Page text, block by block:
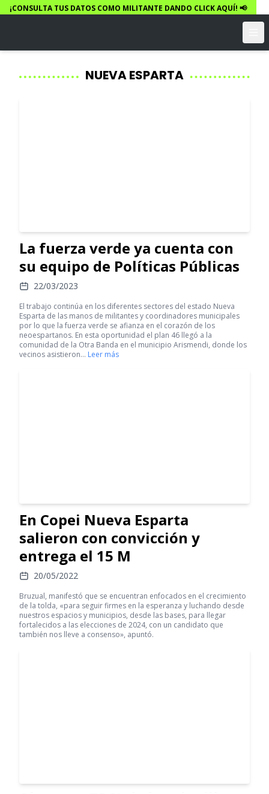
¡CONSULTA TUS DATOS COMO MILITANTE DANDO CLICK AQUÍ! 📢
NUEVA ESPARTA
La fuerza verde ya cuenta con
su equipo de Políticas Públicas
22/03/2023
El trabajo continúa en los diferentes sectores del estado Nueva
Esparta de las manos de militantes y coordinadores municipales
por lo que la fuerza verde se afianza en el corazón de los
neoespartanos. En esta oportunidad el plan 46 llegó a la
comunidad de la Otra Banda en el municipio Arismendi, donde los
vecinos asistieron… Leer más
En Copei Nueva Esparta
salieron con convicción y
entrega el 15 M
20/05/2022
Bruzual, manifestó que se encuentran enfocados en el crecimiento
de la tolda, «para seguir firmes en la esperanza y luchando desde
nuestros espacios y municipios, desde las bases, para llegar
fortalecidos a las elecciones de 2024, con un candidato que
también nos lleve a consenso», apuntó.